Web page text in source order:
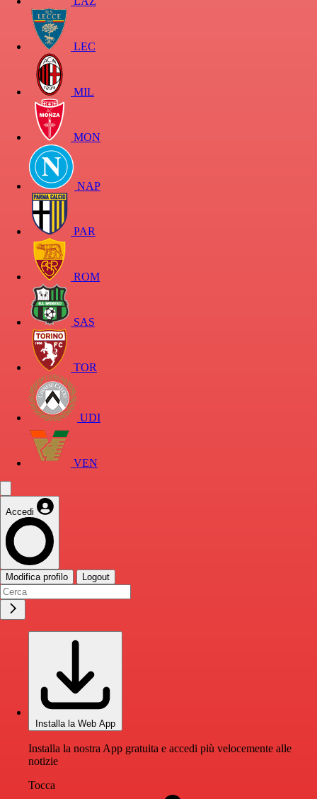
LEC
MIL
MON
NAP
PAR
ROM
SAS
TOR
UDI
VEN
Accedi
Modifica profilo Logout
Installa la Web App
Installa la nostra App gratuita e accedi più velocemente alle
notizie
Tocca